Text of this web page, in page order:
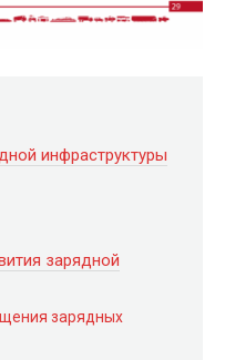
инфраструктуры
зарядной
зарядных